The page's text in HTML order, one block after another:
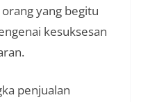
yang begitu
kesuksesan
penjualan